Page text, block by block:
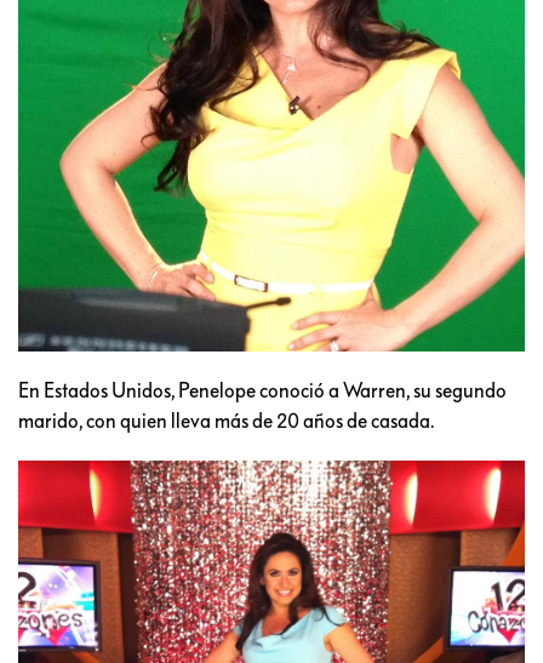
En Estados Unidos, Penelope conoció a Warren, su segundo
marido, con quien lleva más de 20 años de casada.